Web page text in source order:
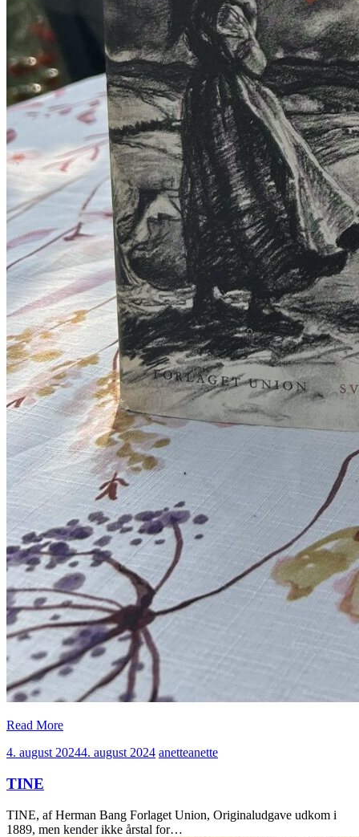
Read More
4. august 20244. august 2024 anetteanette
TINE
TINE, af Herman Bang Forlaget Union, Originaludgave udkom i
1889, men kender ikke årstal for…